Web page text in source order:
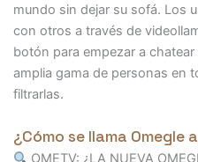
mundo sin dejar su sofá. Los
con otros a través de
botón para empezar a
amplia gama de personas en
filtrarlas.
¿Cómo se llama Omegle
OMETV: ¿LA NUEVA